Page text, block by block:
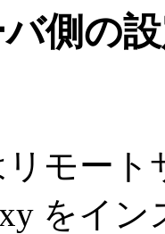
側の
リモー
をイ